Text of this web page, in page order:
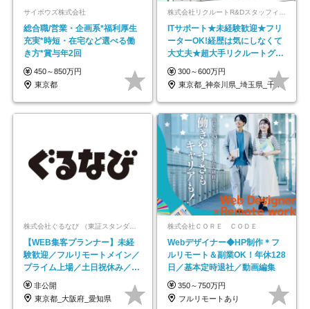
サイボウズ株式会社
総合職/営業・企画系*福利厚生
充実*時短・在宅など選べる働
き方*賞与年2回
450～850万円
東京都
株式会社リクルートR&Dスタッフィング【リクルートグループ】
ITサポート★未経験歓迎★フリ
ーターOK!経歴は気にしなくて
大丈夫★超大手リクルートグル
ープの正社員/sg
300～600万円
東京都_神奈川県_埼玉県_千葉県_大阪府…
株式会社ぐるなび （東証スタンダード上場）
【WEB集客プランナー】未経
験歓迎／フルリモートメイン／
プライム上場／土日祝休み／東
京・大阪・名古屋
非公開
東京都_大阪府_愛知県
株式会社ＣＯＲＥ ＣＯＤＥ
Webデザイナー◆HP制作＊フ
ルリモート＆副業OK！年休128
日／基本定時退社／動画編集
350～750万円
フルリモートあり